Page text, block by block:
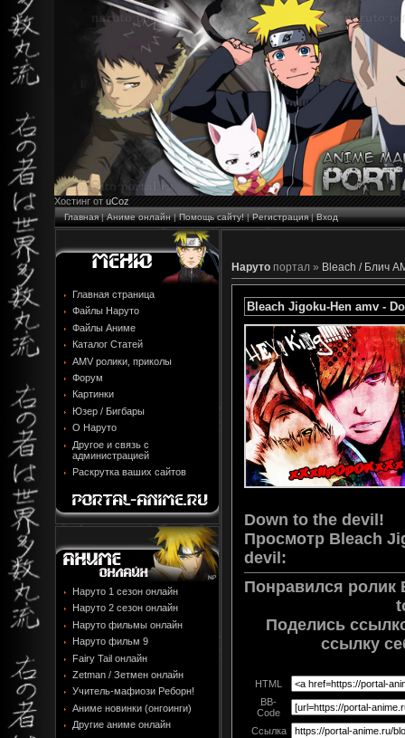
Хостинг от uCoz
Главная|Аниме онлайн|Помощь сайту!|Регистрация|Вход
Главная страница
Файлы Наруто
Файлы Аниме
Каталог Статей
AMV ролики, приколы
Форум
Картинки
Юзер / Бигбары
О Наруто
Другое и связь с
администрацией
Раскрутка ваших сайтов
Наруто 1 сезон онлайн
Наруто 2 сезон онлайн
Наруто фильмы онлайн
Наруто фильм 9
Fairy Tail онлайн
Zetman / Зетмен онлайн
Учитель-мафиози Реборн!
Аниме новинки (онгоинги)
Другие аниме онлайн
Наруто портал » Bleach / Блич
Bleach Jigoku-Hen amv -
Down to the devil!
Просмотр Bleach
devil:
Понравился ролик
Поделись
ссылку
HTML
BB-
Code
Ссылка